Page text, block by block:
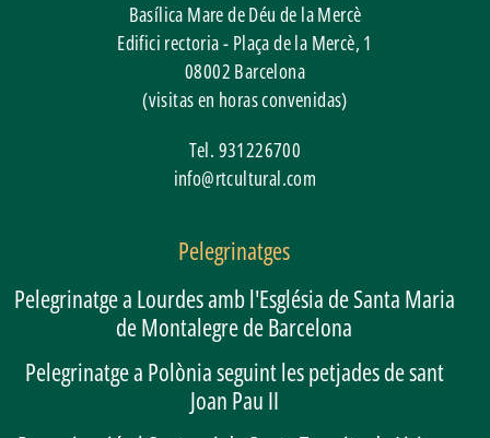
Basílica Mare de Déu de la Mercè
Edifici rectoria - Plaça de la Mercè, 1
08002 Barcelona
(visitas en horas convenidas)
Tel. 931226700
info@rtcultural.com
Pelegrinatges
Pelegrinatge a Lourdes amb l'Església de Santa Maria
de Montalegre de Barcelona
Pelegrinatge a Polònia seguint les petjades de sant
Joan Pau II